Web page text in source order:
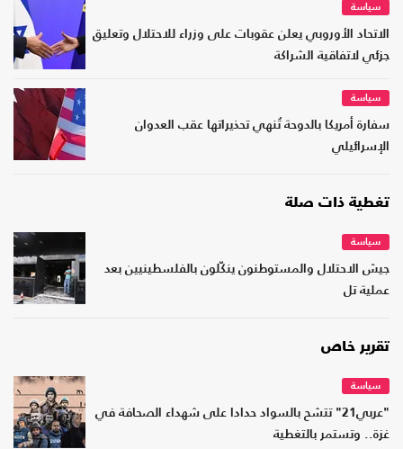
سياسة
الاتحاد الأوروبي يعلن عقوبات على وزراء للاحتلال وتعليق
جزئي لاتفاقية الشراكة
سياسة
سفارة أمريكا بالدوحة تُنهي تحذيراتها عقب العدوان
الإسرائيلي
تغطية ذات صلة
سياسة
جيش الاحتلال والمستوطنون ينكّلون بالفلسطينيين بعد
عملية تل
تقرير خاص
سياسة
"عربي21" تتشح بالسواد حدادا على شهداء الصحافة في
غزة.. وتستمر بالتغطية